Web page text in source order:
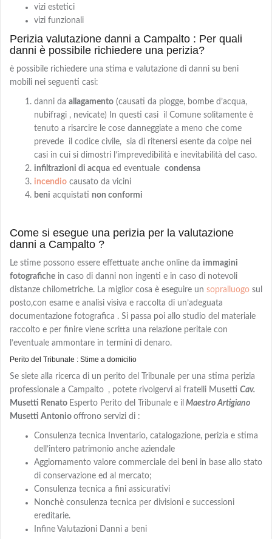
vizi estetici
vizi funzionali
Perizia valutazione danni a Campalto : Per quali
danni è possibile richiedere una perizia?
è possibile richiedere una stima e valutazione di danni su beni
mobili nei seguenti casi:
danni da allagamento (causati da piogge, bombe d’acqua,
nubifragi , nevicate) In questi casi il Comune solitamente è
tenuto a risarcire le cose danneggiate a meno che come
prevede il codice civile, sia di ritenersi esente da colpe nei
casi in cui si dimostri l’imprevedibilità e inevitabilità del caso.
infiltrazioni di acqua ed eventuale condensa
incendio causato da vicini
beni acquistati non conformi
Come si esegue una perizia per la valutazione
danni a Campalto ?
Le stime possono essere effettuate anche online da immagini
fotografiche in caso di danni non ingenti e in caso di notevoli
distanze chilometriche. La miglior cosa è eseguire un sopralluogo sul
posto,con esame e analisi visiva e raccolta di un’adeguata
documentazione fotografica . Si passa poi allo studio del materiale
raccolto e per finire viene scritta una relazione peritale con
l’eventuale ammontare in termini di denaro.
Perito del Tribunale : Stime a domicilio
Se siete alla ricerca di un perito del Tribunale per una stima perizia
professionale a Campalto , potete rivolgervi ai fratelli Musetti Cav.
Musetti Renato Esperto Perito del Tribunale e il Maestro Artigiano
Musetti Antonio offrono servizi di :
Consulenza tecnica Inventario, catalogazione, perizia e stima
dell’intero patrimonio anche aziendale
Aggiornamento valore commerciale dei beni in base allo stato
di conservazione ed al mercato;
Consulenza tecnica a fini assicurativi
Nonchè consulenza tecnica per divisioni e successioni
ereditarie.
Infine Valutazioni Danni a beni